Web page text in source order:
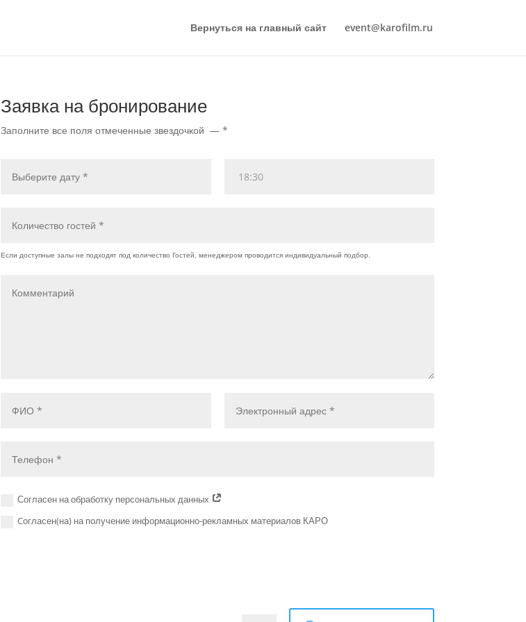
Вернуться на главный сайт event@karofilm.ru
Заявка на бронирование
Заполните все поля отмеченные звездочкой — *
Согласен на обработку персональных данных
Cогласен(на) на получение информационно-рекламных материалов КАРО